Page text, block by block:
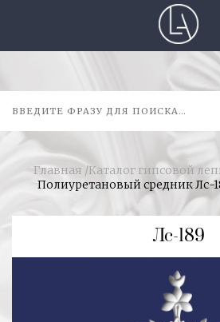
Главная /Каталог гипсовой
Полиуретановый средник Лс-
Лс-189